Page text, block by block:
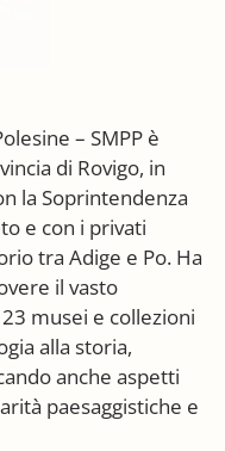
– SMPP è
di Rovigo, in
la Soprintendenza
e con i privati
tra Adige e Po. Ha
il vasto
musei e collezioni
alla storia,
anche aspetti
paesaggistiche e